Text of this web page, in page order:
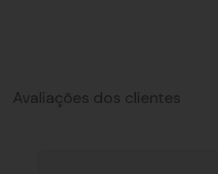
Avaliações dos clientes